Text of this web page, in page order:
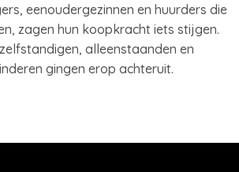
eenoudergezinnen en huurders die
zagen hun koopkracht iets stijgen.
alleenstaanden en
gingen erop achteruit.